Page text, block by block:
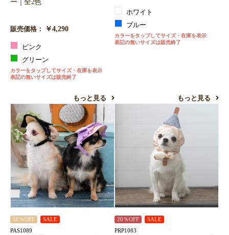
販売価格： ￥4,290
ピンク
グリーン
カラーをタップしてサイズ・在庫を表示
表記の無いサイズは販売終了
もっと見る
ホワイト
ブルー
カラーをタップしてサイズ・在庫を表示
表記の無いサイズは販売終了
もっと見る
10％OFF SALE
PAS1089
20％OFF SALE
PRP1083